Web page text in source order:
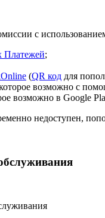
с
Платежей;
(QR код для
которое возможно с
возможно в Google
недоступен,